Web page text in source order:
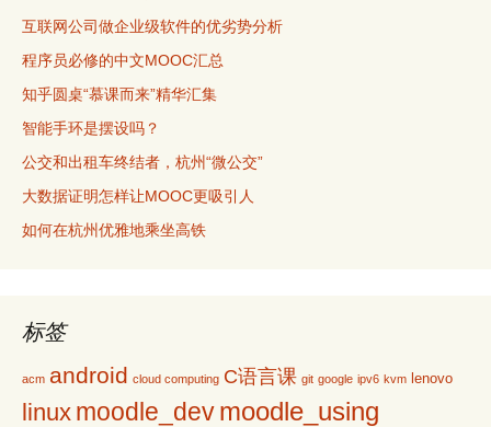
互联网公司做企业级软件的优劣势分析
程序员必修的中文MOOC汇总
知乎圆桌“慕课而来”精华汇集
智能手环是摆设吗？
公交和出租车终结者，杭州“微公交”
大数据证明怎样让MOOC更吸引人
如何在杭州优雅地乘坐高铁
标签
acm android cloud computing C语言课 git google ipv6 kvm lenovo
linux moodle_devmoodle_using